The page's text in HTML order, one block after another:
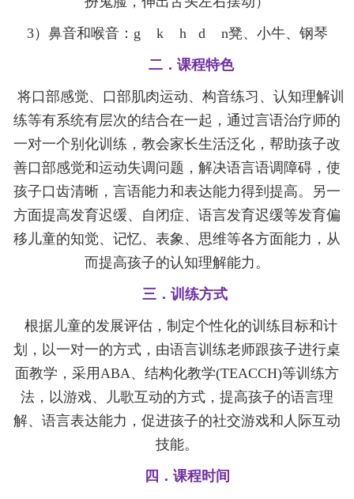
3）鼻音和喉音： g k h d n凳、小牛、钢琴
二．课程特色
将口部感觉、口部肌肉运动、构音练习、认知理解训
练等有系统有层次的结合在一起，通过言语治疗师的
一对一个别化训练，教会家长生活泛化，帮助孩子改
善口部感觉和运动失调问题，解决语言语调障碍，使
孩子口齿清晰，言语能力和表达能力得到提高。另一
方面提高发育迟缓、自闭症、语言发育迟缓等发育偏
移儿童的知觉、记忆、表象、思维等各方面能力，从
而提高孩子的认知理解能力。
三．训练方式
根据儿童的发展评估，制定个性化的训练目标和计
划，以一对一的方式，由语言训练老师跟孩子进行桌
面教学，采用ABA、结构化教学(TEACCH)等训练方
法，以游戏、儿歌互动的方式，提高孩子的语言理
解、语言表达能力，促进孩子的社交游戏和人际互动
技能。
四．课程时间